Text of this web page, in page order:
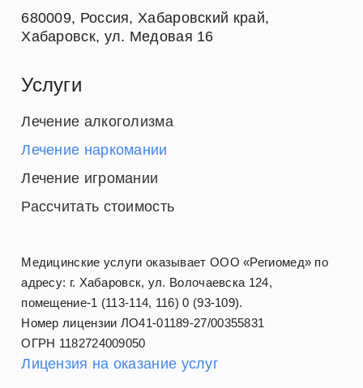
680009, Россия, Хабаровский край,
Хабаровск, ул. Медовая 16
Услуги
Лечение алкоголизма
Лечение наркомании
Лечение игромании
Рассчитать стоимость
Медицинские услуги оказывает ООО «Региомед» по
адресу: г. Хабаровск, ул. Волочаевска 124,
помещение-1 (113-114, 116) 0 (93-109).
Номер лицензии ЛО41-01189-27/00355831
ОГРН 1182724009050
Лицензия на оказание услуг